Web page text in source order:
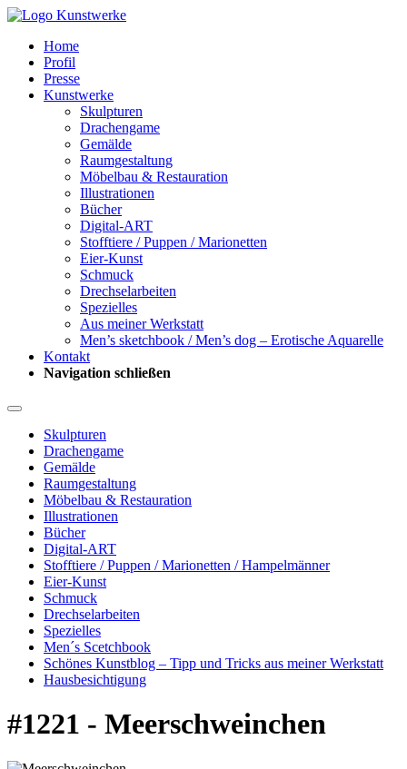
Home
Profil
Presse
Kunstwerke
Skulpturen
Drachengame
Gemälde
Raumgestaltung
Möbelbau & Restauration
Illustrationen
Bücher
Digital-ART
Stofftiere / Puppen / Marionetten
Eier-Kunst
Schmuck
Drechselarbeiten
Spezielles
Aus meiner Werkstatt
Men’s sketchbook / Men’s dog – Erotische Aquarelle
Kontakt
Navigation schließen
Skulpturen
Drachengame
Gemälde
Raumgestaltung
Möbelbau & Restauration
Illustrationen
Bücher
Digital-ART
Stofftiere / Puppen / Marionetten / Hampelmänner
Eier-Kunst
Schmuck
Drechselarbeiten
Spezielles
Men´s Scetchbook
Schönes Kunstblog – Tipp und Tricks aus meiner Werkstatt
Hausbesichtigung
#1221 - Meerschweinchen